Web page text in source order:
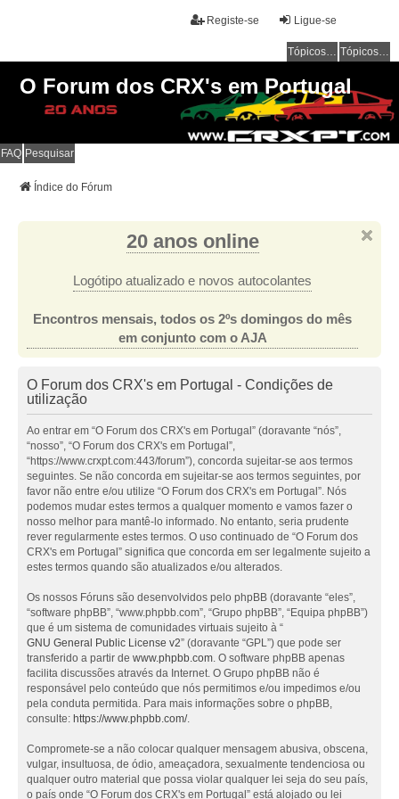
Ligue-se
Registe-se
Tópicos sem resposta Tópicos ativos
O Forum dos CRX's em Portugal
FAQ Pesquisar
Índice do Fórum
20 anos online
Logótipo atualizado e novos autocolantes
Encontros mensais, todos os 2ºs domingos do mês
em conjunto com o AJA
O Forum dos CRX's em Portugal - Condições de
utilização
Ao entrar em “O Forum dos CRX's em Portugal” (doravante “nós”,
“nosso”, “O Forum dos CRX's em Portugal”,
“https://www.crxpt.com:443/forum”), concorda sujeitar-se aos termos
seguintes. Se não concorda em sujeitar-se aos termos seguintes, por
favor não entre e/ou utilize “O Forum dos CRX's em Portugal”. Nós
podemos mudar estes termos a qualquer momento e vamos fazer o
nosso melhor para mantê-lo informado. No entanto, seria prudente
rever regularmente estes termos. O uso continuado de “O Forum dos
CRX's em Portugal” significa que concorda em ser legalmente sujeito a
estes termos quando são atualizados e/ou alterados.
Os nossos Fóruns são desenvolvidos pelo phpBB (doravante “eles”,
“software phpBB”, “www.phpbb.com”, “Grupo phpBB”, “Equipa phpBB”)
que é um sistema de comunidades virtuais sujeito à “
GNU General Public License v2” (doravante “GPL”) que pode ser
transferido a partir de www.phpbb.com. O software phpBB apenas
facilita discussões através da Internet. O Grupo phpBB não é
responsável pelo conteúdo que nós permitimos e/ou impedimos e/ou
pela conduta permitida. Para mais informações sobre o phpBB,
consulte: https://www.phpbb.com/.
Compromete-se a não colocar qualquer mensagem abusiva, obscena,
vulgar, insultuosa, de ódio, ameaçadora, sexualmente tendenciosa ou
qualquer outro material que possa violar qualquer lei seja do seu país,
o país onde “O Forum dos CRX's em Portugal” está alojado ou lei